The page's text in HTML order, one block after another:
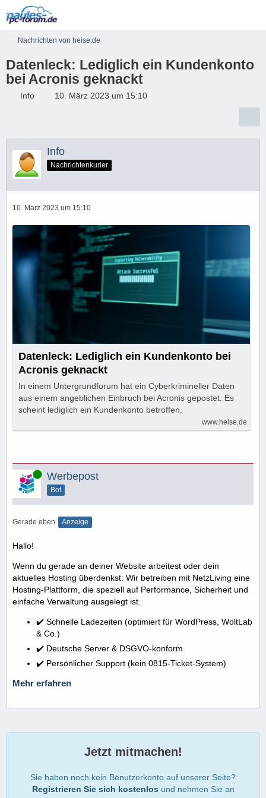
Nachrichten von heise.de
Datenleck: Lediglich ein Kundenkonto
bei Acronis geknackt
Info 10. März 2023 um 15:10
Info
Nachrichtenkurier
10. März 2023 um 15:10
Datenleck: Lediglich ein Kundenkonto bei
Acronis geknackt
In einem Untergrundforum hat ein Cyberkrimineller Daten
aus einem angeblichen Einbruch bei Acronis gepostet. Es
scheint lediglich ein Kundenkonto betroffen.
www.heise.de
Online Werbepost
Bot
Gerade eben Anzeige
Hallo!
Wenn du gerade an deiner Website arbeitest oder dein
aktuelles Hosting überdenkst: Wir betreiben mit NetzLiving eine
Hosting-Plattform, die speziell auf Performance, Sicherheit und
einfache Verwaltung ausgelegt ist.
✔️ Schnelle Ladezeiten (optimiert für WordPress, WoltLab
& Co.)
✔️ Deutsche Server & DSGVO-konform
✔️ Persönlicher Support (kein 0815-Ticket-System)
Mehr erfahren
Jetzt mitmachen!
Sie haben noch kein Benutzerkonto auf unserer Seite?
Registrieren Sie sich kostenlos und nehmen Sie an